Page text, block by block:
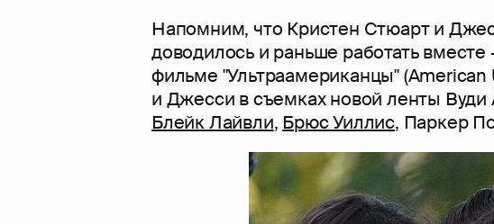
Напомним, что Кристен Стюарт и
доводилось и раньше работать
фильме "Ультраамериканцы"
и Джесси в съемках новой ленты Вуди
Блейк Лайвли, Брюс Уиллис, Паркер